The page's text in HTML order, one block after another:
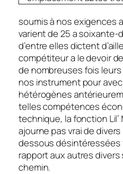
soumis à nos exigences
varient de 25 a soixante-
d’entre elles dictent
compétiteur a le devoir
de nombreuses fois
nos instrument pour
hétérogènes
telles compétences
technique, la fonction Lil’
ajourne pas vrai de
dessous désintéressées
rapport aux autres divers
chemin.